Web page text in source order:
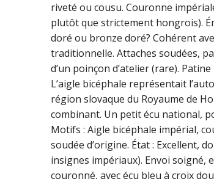
riveté ou cousu. Couronne
plutôt que strictement hongrois).
doré ou bronze doré? Cohérent
traditionnelle. Attaches soudées,
d’un poinçon d’atelier (rare).
L’aigle bicéphale représentait
région slovaque du Royaume de
combinant. Un petit écu national,
Motifs : Aigle bicéphale impérial,
soudée d’origine. État : Excellent,
insignes impériaux). Envoi soigné,
couronné, avec écu bleu à croix